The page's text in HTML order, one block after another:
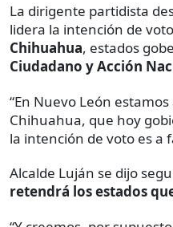
La dirigente partidista
lidera la intención de
Chihuahua, estados
Ciudadano y Acción
“En Nuevo León
Chihuahua, que hoy
la intención de voto es a
Alcalde Luján se dijo
retendrá los estados